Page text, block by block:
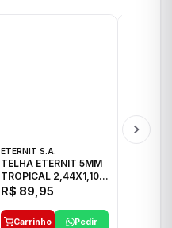
ETERNIT S.A.
TELHA ETERNIT 5MM
TROPICAL 2,44X1,10
27,10KG
R$ 89,95
Carrinho Pedir